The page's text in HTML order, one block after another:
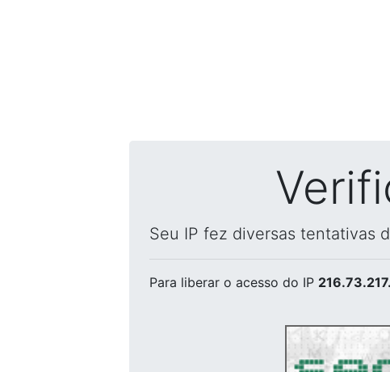
Seu IP fez diversas tentativas
Para liberar o acesso do IP